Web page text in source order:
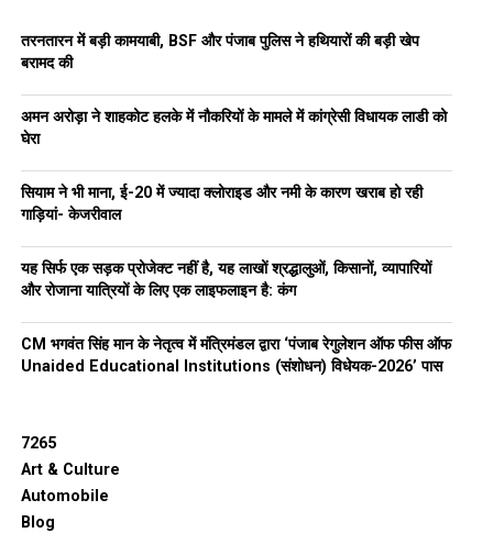
तरनतारन में बड़ी कामयाबी, BSF और पंजाब पुलिस ने हथियारों की बड़ी खेप
बरामद की
अमन अरोड़ा ने शाहकोट हलके में नौकरियों के मामले में कांग्रेसी विधायक लाडी को
घेरा
सियाम ने भी माना, ई-20 में ज्यादा क्लोराइड और नमी के कारण खराब हो रही
गाड़ियां- केजरीवाल
यह सिर्फ एक सड़क प्रोजेक्ट नहीं है, यह लाखों श्रद्धालुओं, किसानों, व्यापारियों
और रोजाना यात्रियों के लिए एक लाइफलाइन है: कंग
CM भगवंत सिंह मान के नेतृत्व में मंत्रिमंडल द्वारा ‘पंजाब रेगुलेशन ऑफ फीस ऑफ
Unaided Educational Institutions (संशोधन) विधेयक-2026’ पास
7265
Art & Culture
Automobile
Blog